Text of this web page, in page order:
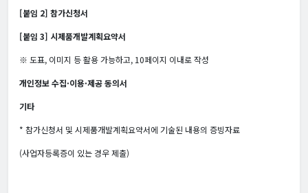
[붙임 2] 참가신청서
[붙임 3] 시제품개발계획요약서
※ 도표, 이미지 등 활용 가능하고, 10페이지 이내로 작성
개인정보 수집·이용·제공 동의서
기타
* 참가신청서 및 시제품개발계획요약서에 기술된 내용의 증빙자료
(사업자등록증이 있는 경우 제출)